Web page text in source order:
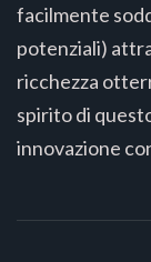
facilmente
potenziali)
ricchezza
spirito di
innovazione